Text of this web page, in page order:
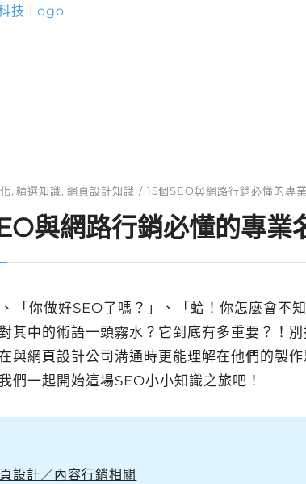
精選知識 網頁設計知識 15個SEO與網路行銷必懂的專
與網路行銷必懂的專業
、「你做好SEO了嗎？」、「蛤！你怎麼會不
其中的術語一頭霧水？它到底有多重要？！
與網頁設計公司溝通時更能理解在他們的製
們一起開始這場SEO小小知識之旅吧！
設計／內容行銷相關